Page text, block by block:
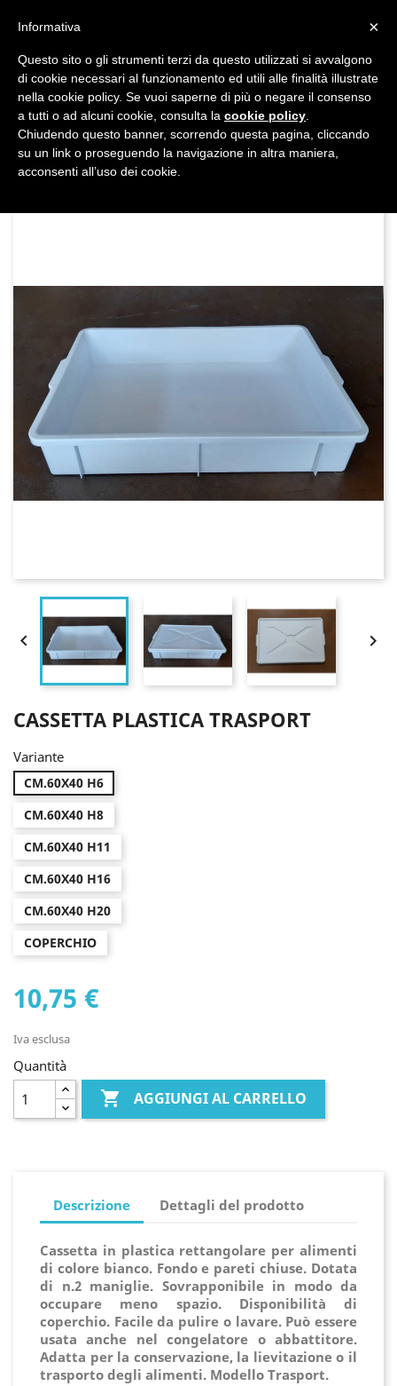
 shopping_cart
DAL 1977

MADE IN ITALY E UE
 
CASSETTA PLASTICA TRASPORT
Variante
CM.60X40 H6
CM.60X40 H8
CM.60X40 H11
CM.60X40 H16
CM.60X40 H20
COPERCHIO
10,75 €
Iva esclusa
Quantità
 AGGIUNGI AL CARRELLO
Descrizione Dettagli del prodotto
Cassetta in plastica rettangolare per alimenti
di colore bianco. Fondo e pareti chiuse. Dotata
di n.2 maniglie. Sovrapponibile in modo da
occupare meno spazio. Disponibilità di
coperchio. Facile da pulire o lavare. Può essere
usata anche nel congelatore o abbattitore.
Adatta per la conservazione, la lievitazione o il
trasporto degli alimenti. Modello Trasport.
×
Informativa
Questo sito o gli strumenti terzi da questo utilizzati si avvalgono
di cookie necessari al funzionamento ed utili alle finalità illustrate
nella cookie policy. Se vuoi saperne di più o negare il consenso
a tutti o ad alcuni cookie, consulta la cookie policy
Chiudendo questo banner, scorrendo questa pagina, cliccando
su un link o proseguendo la navigazione in altra maniera,
acconsenti all’uso dei cookie.